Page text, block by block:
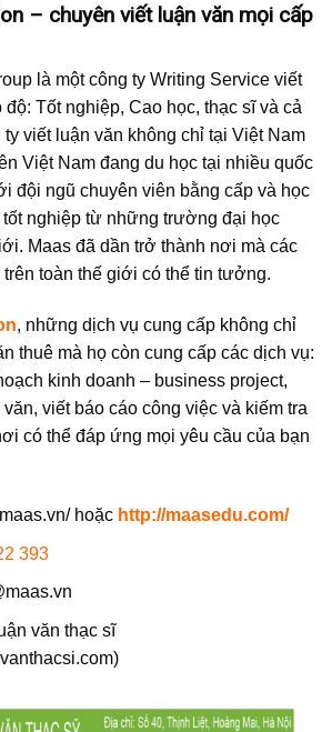
– chuyên viết luận văn mọi cấp
là một công ty Writing Service viết
độ: Tốt nghiệp, Cao học, thạc sĩ và cả
viết luận văn không chỉ tại Việt Nam
Việt Nam đang du học tại nhiều quốc
đội ngũ chuyên viên bằng cấp và học
tốt nghiệp từ những trường đại học
Maas đã dần trở thành nơi mà các
toàn thế giới có thể tin tưởng.
, những dịch vụ cung cấp không chỉ
thuê mà họ còn cung cấp các dịch vụ:
kinh doanh – business project,
viết báo cáo công việc và kiếm tra
có thể đáp ứng mọi yêu cầu của bạn
hoặc http://maasedu.com/
393
văn thạc sĩ